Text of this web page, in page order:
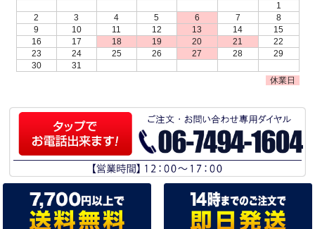
1
2
3 4 5 6 7
8
9
10 11 12 13 14
15
16
17 18 19 20 21
22
23
24 25 26 27 28
29
30
31
休業日